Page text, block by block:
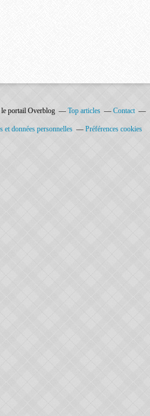
portail Overblog Top articles Contact
et données personnelles Préférences cookies